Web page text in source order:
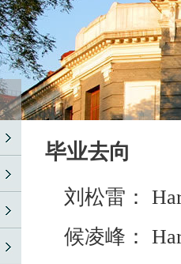
毕业去向
刘松雷：
候凌峰：